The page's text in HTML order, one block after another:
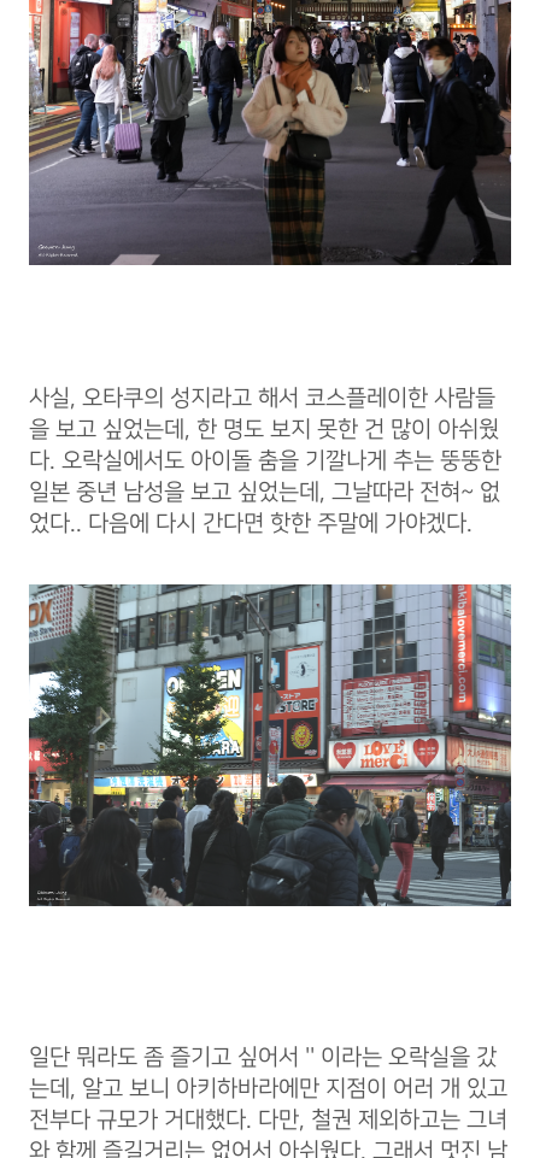
사실, 오타쿠의 성지라고 해서 코스플레이한 사람들
을 보고 싶었는데, 한 명도 보지 못한 건 많이 아쉬웠
다. 오락실에서도 아이돌 춤을 기깔나게 추는 뚱뚱한
일본 중년 남성을 보고 싶었는데, 그날따라 전혀~ 없
었다.. 다음에 다시 간다면 핫한 주말에 가야겠다.
일단 뭐라도 좀 즐기고 싶어서 '' 이라는 오락실을 갔
는데, 알고 보니 아키하바라에만 지점이 어러 개 있고
전부다 규모가 거대했다. 다만, 철권 제외하고는 그녀
와 함께 즐길거리는 없어서 아쉬웠다. 그래서 멋진 남